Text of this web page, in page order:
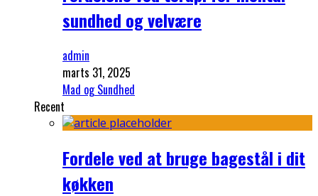
sundhed og velvære
admin
marts 31, 2025
Mad og Sundhed
Recent
Fordele ved at bruge bagestål i dit
køkken